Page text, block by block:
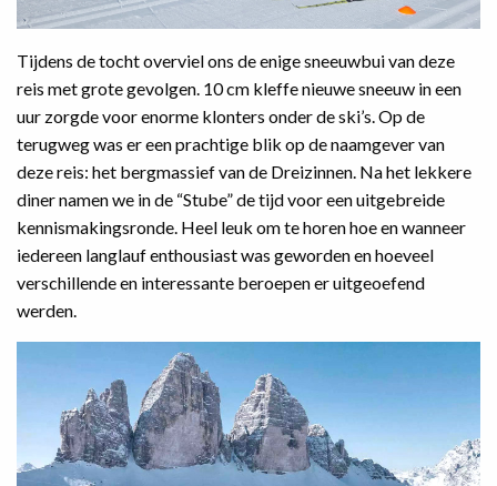
Tijdens de tocht overviel ons de enige sneeuwbui van deze
reis met grote gevolgen. 10 cm kleffe nieuwe sneeuw in een
uur zorgde voor enorme klonters onder de ski’s. Op de
terugweg was er een prachtige blik op de naamgever van
deze reis: het bergmassief van de Dreizinnen. Na het lekkere
diner namen we in de “Stube” de tijd voor een uitgebreide
kennismakingsronde. Heel leuk om te horen hoe en wanneer
iedereen langlauf enthousiast was geworden en hoeveel
verschillende en interessante beroepen er uitgeoefend
werden.